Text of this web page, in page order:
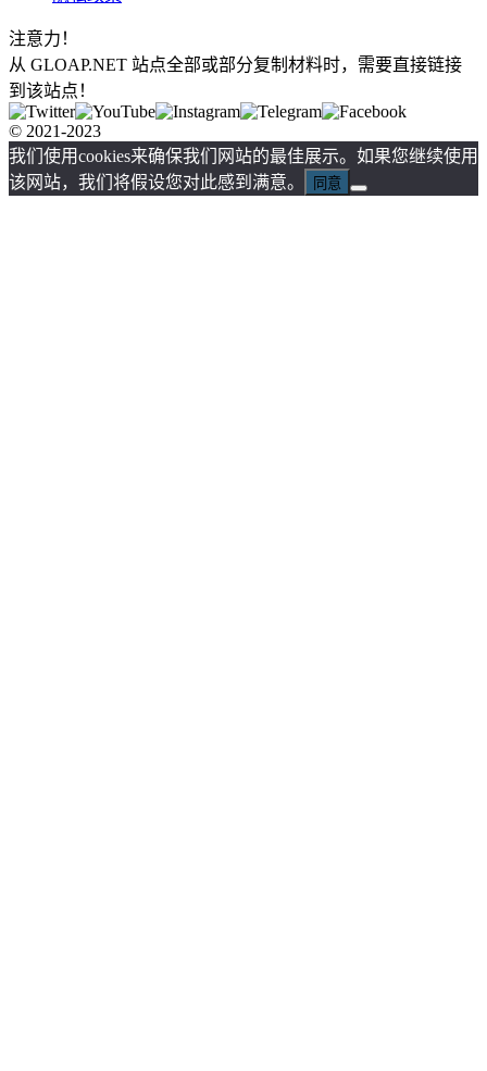
注意力！
从 GLOAP.NET 站点全部或部分复制材料时，需要直接链接
到该站点！
© 2021-2023
我们使用cookies来确保我们网站的最佳展示。如果您继续使用
该网站，我们将假设您对此感到满意。
同意